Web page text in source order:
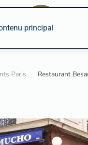
principal
Paris Restaurant